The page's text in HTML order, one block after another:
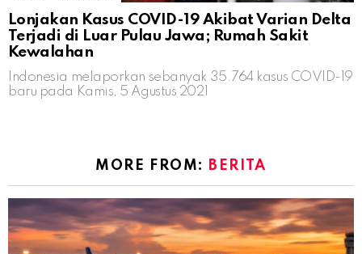
Lonjakan Kasus COVID-19 Akibat Varian Delta
Terjadi di Luar Pulau Jawa; Rumah Sakit
Kewalahan
Indonesia melaporkan sebanyak 35.764 kasus COVID-19
baru pada Kamis, 5 Agustus 2021
MORE FROM: BERITA